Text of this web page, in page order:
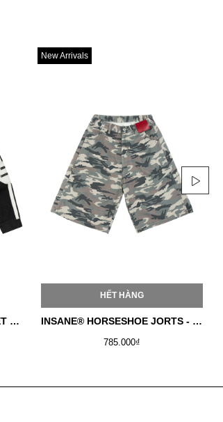
INSANE® HORSESHOE JACKET - RAW DENIM
HẾT HÀNG
New Arrivals
INSANE® HORSESHOE JORTS - WINTER CAMO
785.000₫